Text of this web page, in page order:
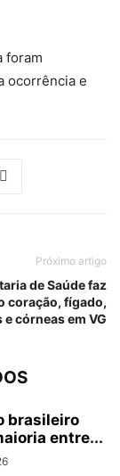
foram
ocorrência e
Próximo artigo
de Saúde faz
coração, fígado,
e córneas em VG
brasileiro
entre...